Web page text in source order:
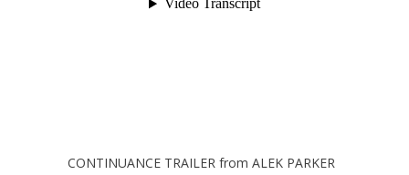
CONTINUANCE TRAILER from ALEK PARKER